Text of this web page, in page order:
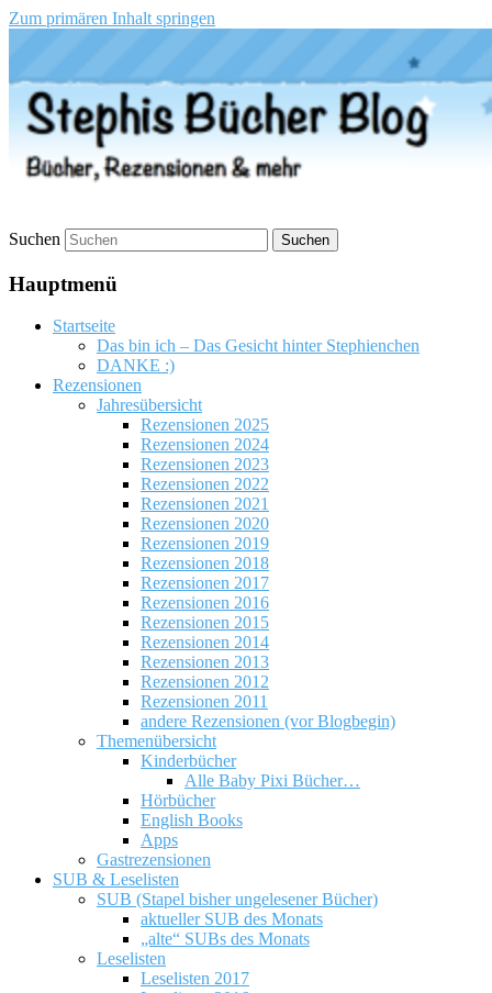
Zum primären Inhalt springen
Stephis Bücher Blog
Suchen
Hauptmenü
Startseite
Das bin ich – Das Gesicht hinter Stephienchen
DANKE :)
Rezensionen
Jahresübersicht
Rezensionen 2025
Rezensionen 2024
Rezensionen 2023
Rezensionen 2022
Rezensionen 2021
Rezensionen 2020
Rezensionen 2019
Rezensionen 2018
Rezensionen 2017
Rezensionen 2016
Rezensionen 2015
Rezensionen 2014
Rezensionen 2013
Rezensionen 2012
Rezensionen 2011
andere Rezensionen (vor Blogbegin)
Themenübersicht
Kinderbücher
Alle Baby Pixi Bücher…
Hörbücher
English Books
Apps
Gastrezensionen
SUB & Leselisten
SUB (Stapel bisher ungelesener Bücher)
aktueller SUB des Monats
„alte“ SUBs des Monats
Leselisten
Leselisten 2017